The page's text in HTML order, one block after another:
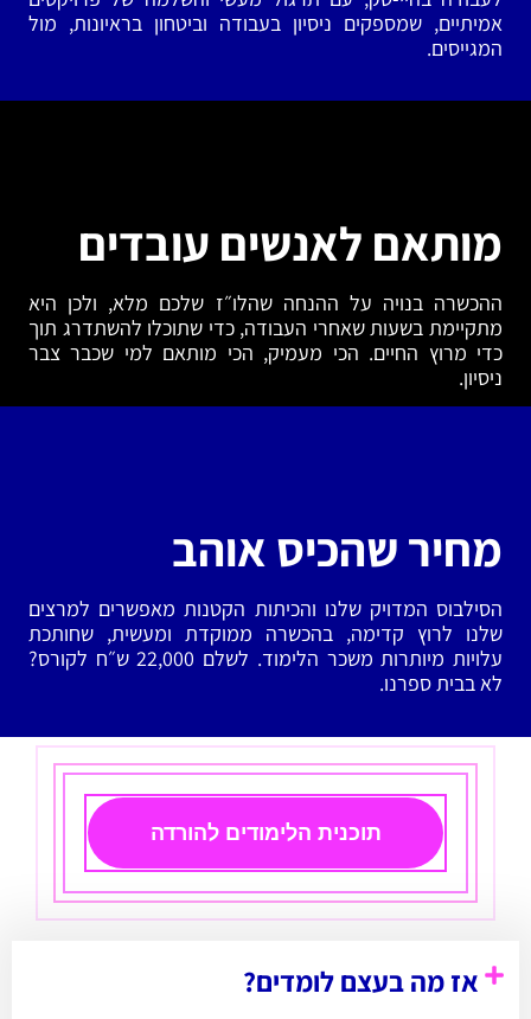
אמיתיים, שמספקים ניסיון בעבודה וביטחון בראיונות, מול
המגייסים.
מותאם לאנשים עובדים
ההכשרה בנויה על ההנחה שהלו״ז שלכם מלא, ולכן היא
מתקיימת בשעות שאחרי העבודה, כדי שתוכלו להשתדרג תוך
כדי מרוץ החיים. הכי מעמיק, הכי מותאם למי שכבר צבר
ניסיון.
מחיר שהכיס אוהב
הסילבוס המדויק שלנו והכיתות הקטנות מאפשרים למרצים
שלנו לרוץ קדימה, בהכשרה ממוקדת ומעשית, שחותכת
עלויות מיותרות משכר הלימוד. לשלם 22,000 ש״ח לקורס?
לא בבית ספרנו.
תוכנית הלימודים להורדה
אז מה בעצם לומדים?